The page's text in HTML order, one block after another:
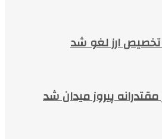
تخصیص ارز لغو شد
پیروز میدان شد